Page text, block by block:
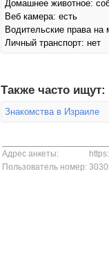
Домашнее животное:
Веб камера: есть
Водительские права на
Личный транспорт: нет
Также часто ищут:
Знакомства в Израиле
Адрес анкеты:
Пользователь номер: